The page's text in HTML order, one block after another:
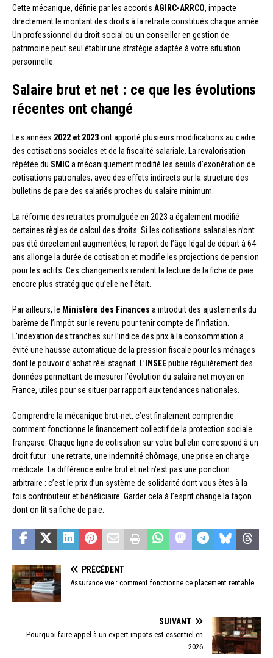
Cette mécanique, définie par les accords AGIRC-ARRCO, impacte
directement le montant des droits à la retraite constitués chaque année.
Un professionnel du droit social ou un conseiller en gestion de
patrimoine peut seul établir une stratégie adaptée à votre situation
personnelle.
Salaire brut et net : ce que les évolutions
récentes ont changé
Les années 2022 et 2023ont apporté plusieurs modifications au cadre
des cotisations sociales et de la fiscalité salariale. La revalorisation
répétée du SMICa mécaniquement modifié les seuils d’exonération de
cotisations patronales, avec des effets indirects sur la structure des
bulletins de paie des salariés proches du salaire minimum.
La réforme des retraites promulguée en 2023 a également modifié
certaines règles de calcul des droits. Si les cotisations salariales n’ont
pas été directement augmentées, le report de l’âge légal de départ à 64
ans allonge la durée de cotisation et modifie les projections de pension
pour les actifs. Ces changements rendent la lecture de la fiche de paie
encore plus stratégique qu’elle ne l’était.
Par ailleurs, le Ministère des Finances a introduit des ajustements du
barème de l’impôt sur le revenu pour tenir compte de l’inflation.
L’indexation des tranches sur l’indice des prix à la consommation a
évité une hausse automatique de la pression fiscale pour les ménages
dont le pouvoir d’achat réel stagnait. L’ INSEEpublie régulièrement des
données permettant de mesurer l’évolution du salaire net moyen en
France, utiles pour se situer par rapport aux tendances nationales.
Comprendre la mécanique brut-net, c’est finalement comprendre
comment fonctionne le financement collectif de la protection sociale
française. Chaque ligne de cotisation sur votre bulletin correspond à un
droit futur : une retraite, une indemnité chômage, une prise en charge
médicale. La différence entre brut et net n’est pas une ponction
arbitraire : c’est le prix d’un système de solidarité dont vous êtes à la
fois contributeur et bénéficiaire. Garder cela à l’esprit change la façon
dont on lit sa fiche de paie.
PRÉCÉDENT
Assurance vie : comment fonctionne ce placement rentable
SUIVANT
Pourquoi faire appel à un expert impots est essentiel en
2026